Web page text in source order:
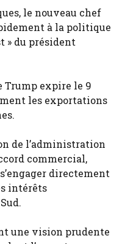
le nouveau chef
à la politique
» du président
Trump expire le 9
les exportations
de l’administration
commercial,
directement
intérêts
une vision prudente